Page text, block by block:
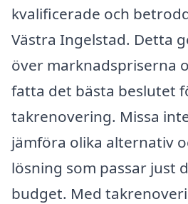
kvalificerade och
Västra Ingelstad. Detta
över marknadspriserna
fatta det bästa beslutet
takrenovering. Missa
jämföra olika alternativ
lösning som passar just
budget. Med